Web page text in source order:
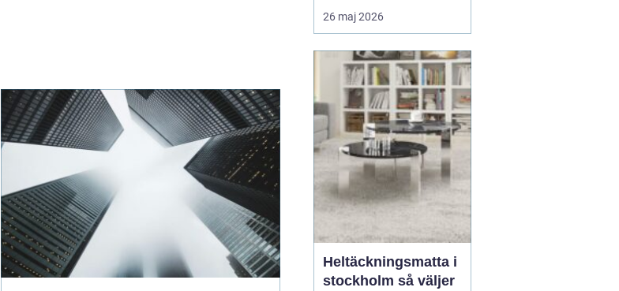
fastighetsköp där
köparen efter tillträdet
inte var synliga vid
besiktning. Det kan
handla om fukt,
konstruktionsfel eller
andra brister som...
26 maj 2026
Heltäckningsmatta i
stockholm så väljer